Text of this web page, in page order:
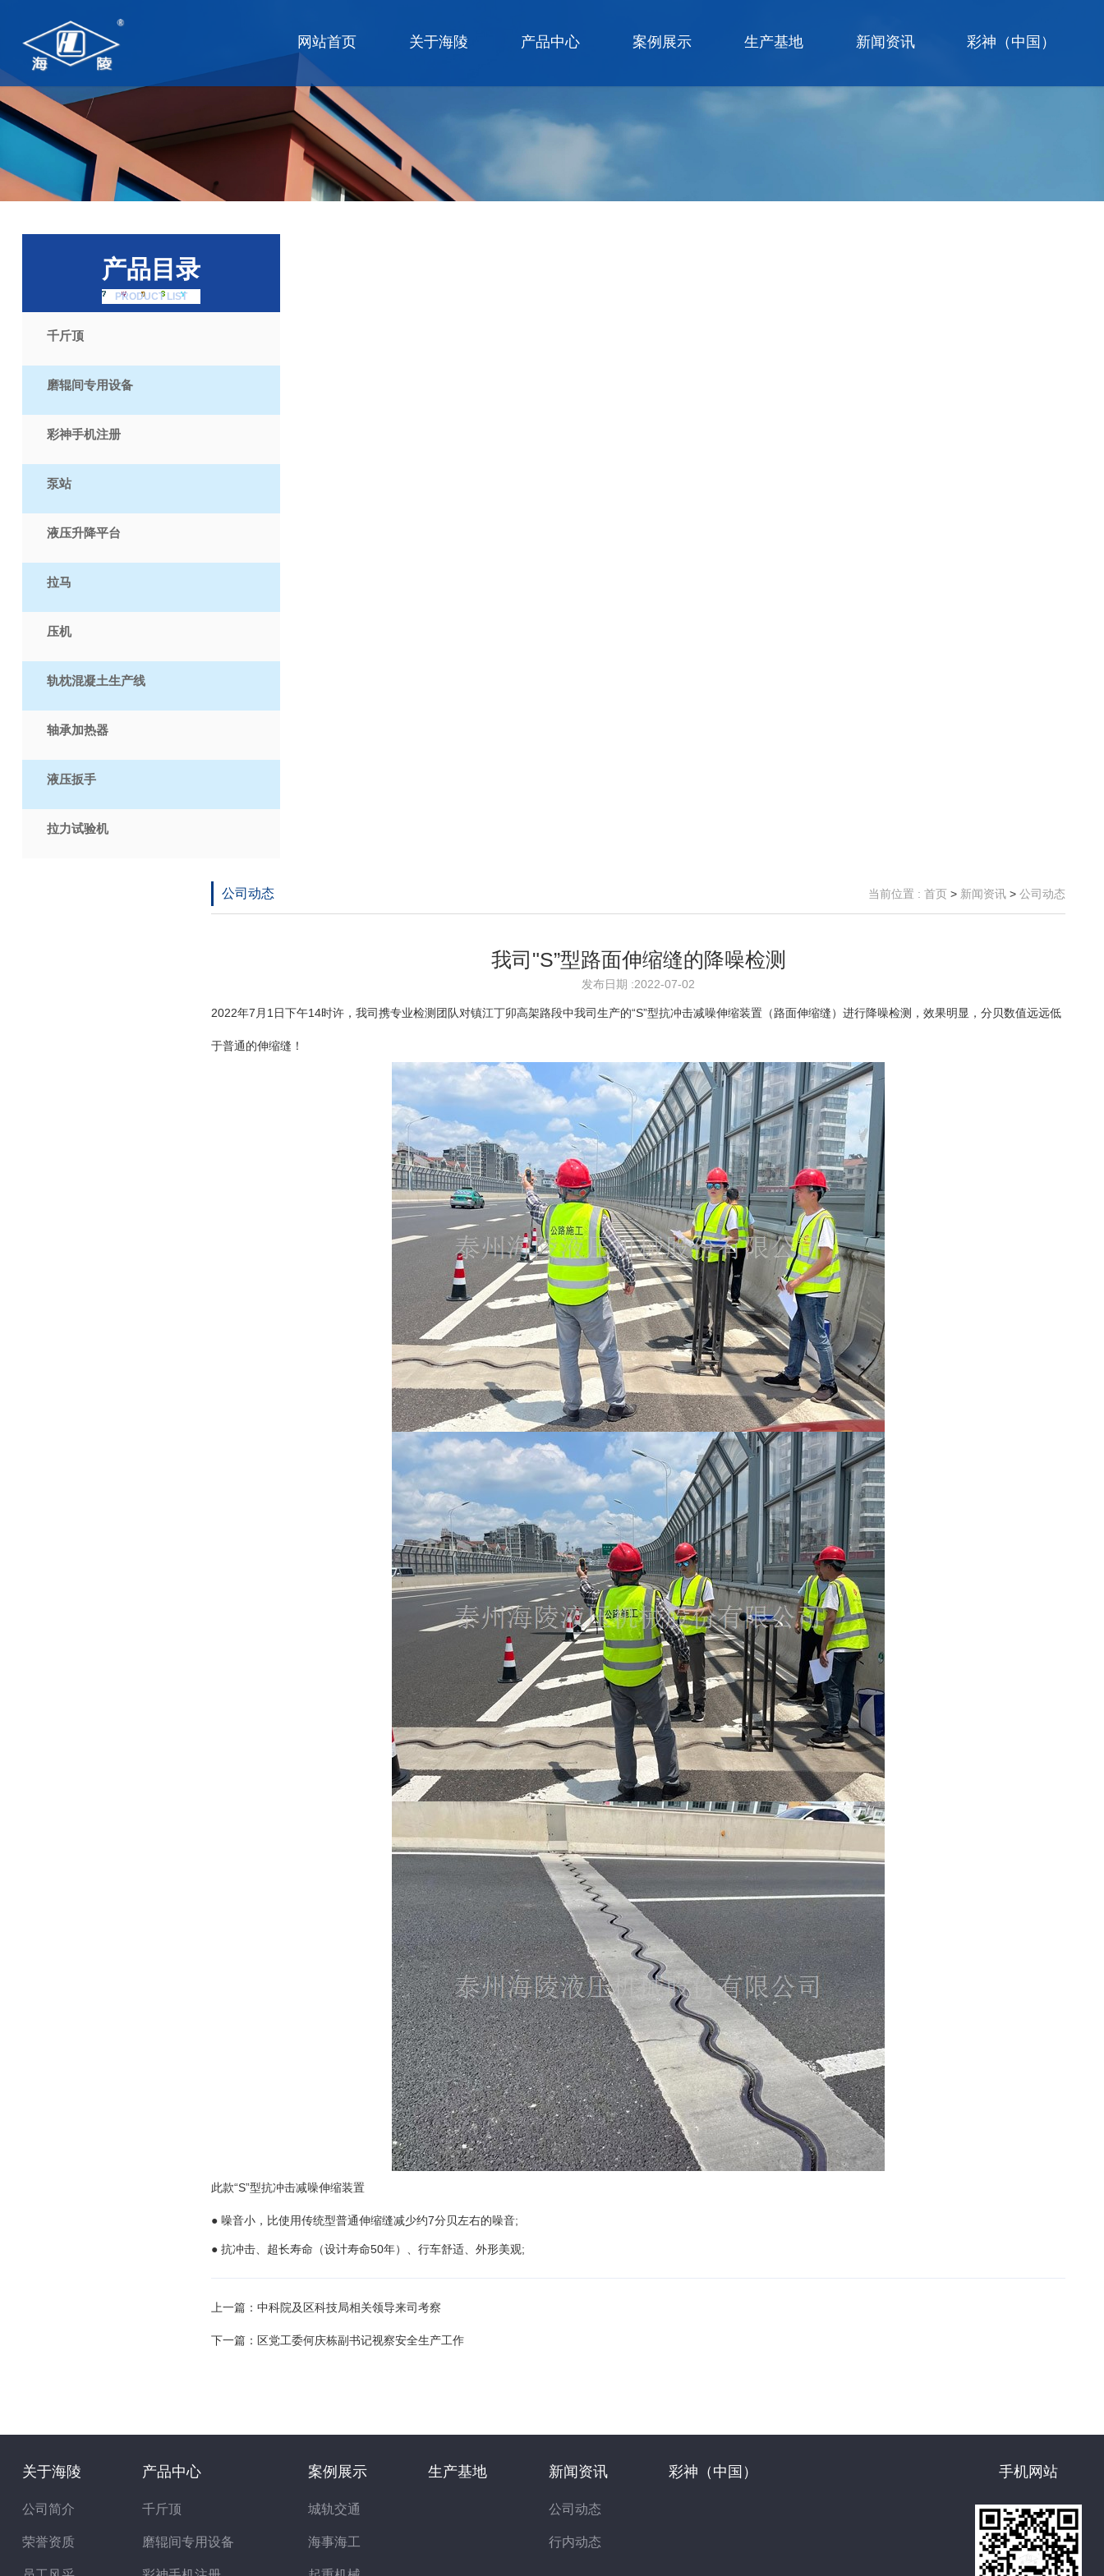
网站首页 关于海陵 产品中心 案例展示 生产基地 新闻资讯 彩神（中国）
产品目录
PRODUCT LIST
千斤顶
磨辊间专用设备
彩神手机注册
泵站
液压升降平台
拉马
压机
轨枕混凝土生产线
轴承加热器
液压扳手
拉力试验机
公司动态 当前位置 :首页 > 新闻资讯 >公司动态
我司"S”型路面伸缩缝的降噪检测
发布日期 :2022-07-02
2022年7月1日下午14时许，我司携专业检测团队对镇江丁卯高架路段中我司生产的“S”型抗冲击减噪伸缩装置（路面伸缩缝）进行降噪检测，效果明显，分贝数值远远低
于普通的伸缩缝！
此款“S”型抗冲击减噪伸缩装置
● 噪音小，比使用传统型普通伸缩缝减少约7分贝左右的噪音;
● 抗冲击、超长寿命（设计寿命50年）、行车舒适、外形美观;
上一篇：中科院及区科技局相关领导来司考察
下一篇： 区党工委何庆栋副书记视察安全生产工作
关于海陵
公司简介
荣誉资质
产品中心
千斤顶
磨辊间专用设备
案例展示
城轨交通
海事海工
生产基地 新闻资讯
公司动态
行内动态
彩神（中国） 手机网站